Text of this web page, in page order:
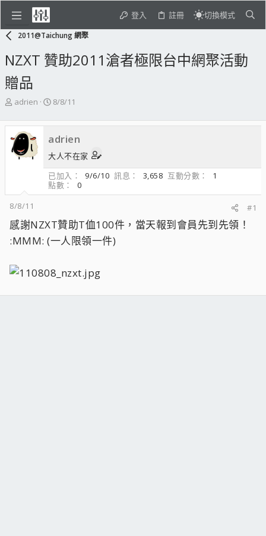
登入 註冊 切換模式
2011@Taichung 網聚
NZXT 贊助2011滄者極限台中網聚活動
贈品
主
發
起
人
adrien
開
日
期
8/8/11
adrien
大人不在家
已加入
9/6/10 訊息 3,658 互動分數
1
點數
0
8/8/11
#1
感謝NZXT贊助T侐100件，當天報到會員先到先領！
:MMM: (一人限領一件)